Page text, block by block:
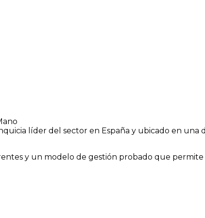
líder del sector en España y ubicado en una
y un modelo de gestión probado que